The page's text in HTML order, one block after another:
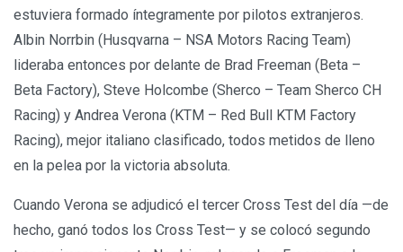
estuviera formado íntegramente por pilotos extranjeros.
Albin Norrbin (Husqvarna – NSA Motors Racing Team)
lideraba entonces por delante de Brad Freeman (Beta –
Beta Factory), Steve Holcombe (Sherco – Team Sherco CH
Racing) y Andrea Verona (KTM – Red Bull KTM Factory
Racing), mejor italiano clasificado, todos metidos de lleno
en la pelea por la victoria absoluta.
Cuando Verona se adjudicó el tercer Cross Test del día —de
hecho, ganó todos los Cross Test— y se colocó segundo